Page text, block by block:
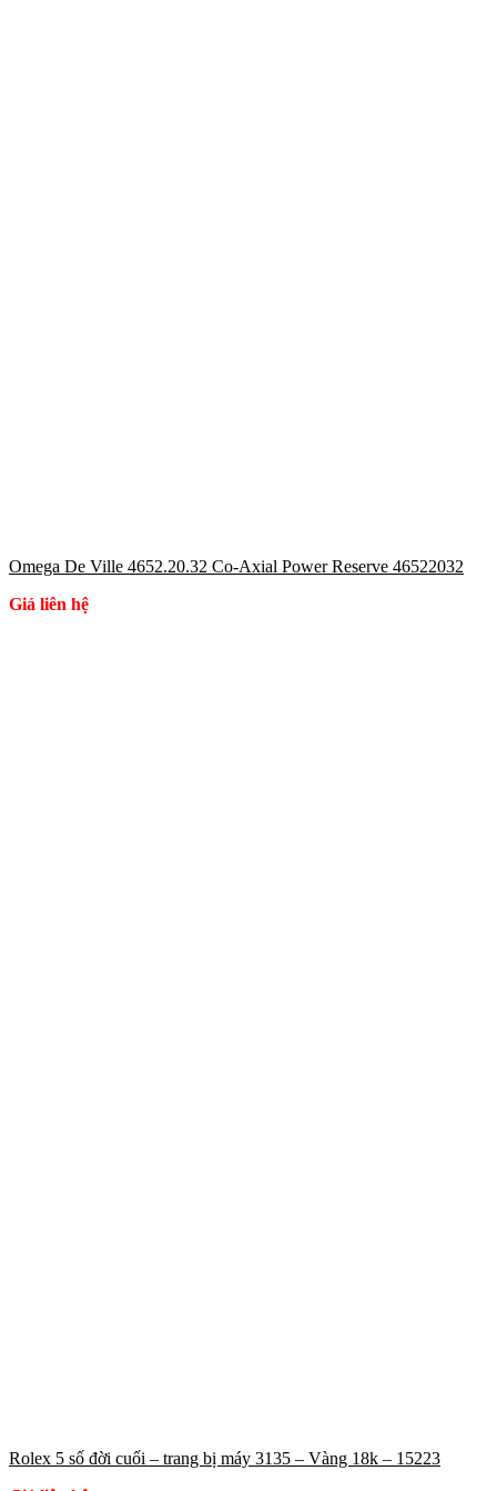
Omega De Ville 4652.20.32 Co-Axial Power Reserve 46522032
Giá liên hệ
Rolex 5 số đời cuối – trang bị máy 3135 – Vàng 18k – 15223